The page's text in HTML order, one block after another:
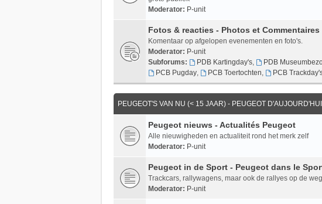
Moderator: P-unit
Fotos & reacties - Photos et Commentaires
Komentaar op afgelopen evenementen en foto's.
Moderator: P-unit
Subforums:
PDB Kartingday's, PDB
PCB Pugday, PCB Toertochten, PCB
PEUGEOT'S VAN NU (< 15 JAAR) - PEUGEOT
Peugeot nieuws - Actualités Peugeot
Alle nieuwigheden en actualiteit rond het merk zelf
Moderator: P-unit
Peugeot in de Sport - Peugeot dans le
Trackcars, rallywagens, maar ook de rallyes op de weg
Moderator: P-unit